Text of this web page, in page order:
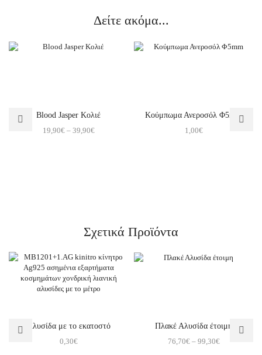
Δείτε ακόμα...
Blood Jasper Κολιέ
19,90€ – 39,90€
Κούμπωμα Ανεροσόλ Φ5mm
1,00€
Σχετικά Προϊόντα
Αλυσίδα με το εκατοστό
0,30€
Πλακέ Αλυσίδα έτοιμη
76,70€ – 99,30€